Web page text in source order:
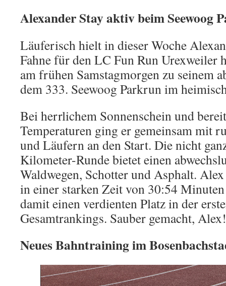
Alexander Stay aktiv beim Seewoog
Läuferisch hielt in dieser Woche
Fahne für den LC Fun Run Urexweiler
am frühen Samstagmorgen zu seinem
dem 333. Seewoog Parkrun im
Bei herrlichem Sonnenschein und
Temperaturen ging er gemeinsam mit
und Läufern an den Start. Die nicht
Kilometer-Runde bietet einen
Waldwegen, Schotter und Asphalt.
in einer starken Zeit von 30:54
damit einen verdienten Platz in der
Gesamtrankings. Sauber gemacht, Alex!
Neues Bahntraining im